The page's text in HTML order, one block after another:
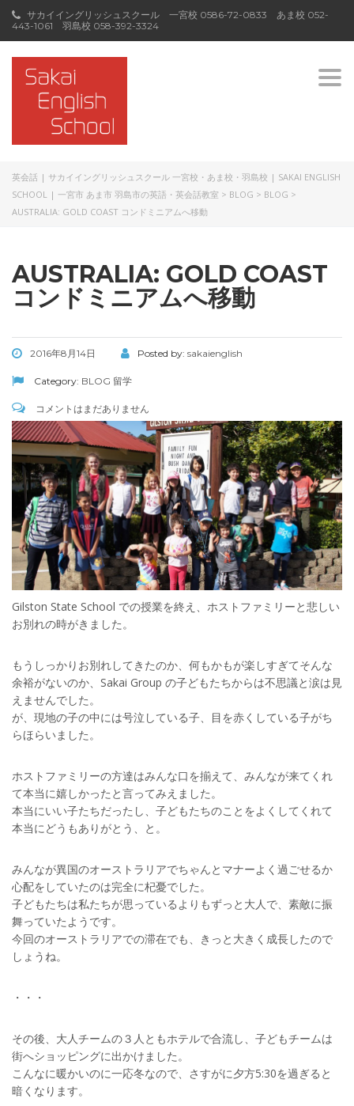
サカイイングリッシュスクール 一宮校 0586-72-0833 あま校 052-
443-1061 羽島校 058-392-3324
英会話 | サカイイングリッシュスクール 一宮校・あま校・羽島校 | SAKAI ENGLISH
SCHOOL | 一宮市 あま市 羽島市の英語・英会話教室 > BLOG > BLOG >
AUSTRALIA: GOLD COAST コンドミニアムへ移動
AUSTRALIA: GOLD COAST
コンドミニアムへ移動
2016年8月14日 Posted by: sakaienglish
Category: BLOG 留学
コメントはまだありません
Gilston State School での授業を終え、ホストファミリーと悲しい
お別れの時がきました。
もうしっかりお別れしてきたのか、何もかもが楽しすぎてそんな
余裕がないのか、Sakai Group の子どもたちからは不思議と涙は見
えませんでした。
が、現地の子の中には号泣している子、目を赤くしている子がち
らほらいました。
ホストファミリーの方達はみんな口を揃えて、みんなが来てくれ
て本当に嬉しかったと言ってみえました。
本当にいい子たちだったし、子どもたちのことをよくしてくれて
本当にどうもありがとう、と。
みんなが異国のオーストラリアでちゃんとマナーよく過ごせるか
心配をしていたのは完全に杞憂でした。
子どもたちは私たちが思っているよりもずっと大人で、素敵に振
舞っていたようです。
今回のオーストラリアでの滞在でも、きっと大きく成長したので
しょうね。
・・・
その後、大人チームの３人ともホテルで合流し、子どもチームは
街へショッピングに出かけました。
こんなに暖かいのに一応冬なので、さすがに夕方5:30を過ぎると
暗くなります。